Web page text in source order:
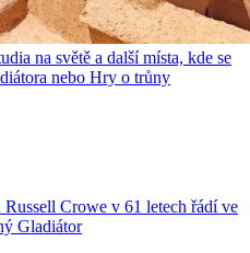
na světě a další místa, kde se
nebo Hry o trůny
Crowe v 61 letech řádí ve
Gladiátor